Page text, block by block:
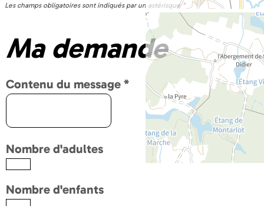
Les champs obligatoires sont indiqués par un astérisque*
Ma demande
Contenu du message *
Nombre d'adultes
Nombre d'enfants